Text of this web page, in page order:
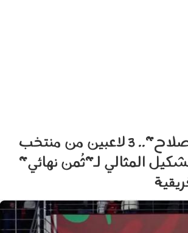
على رأسهم "صلاح".. 3 لاعبين من منتخب
المثالي لـ"ثُمن نهائي"